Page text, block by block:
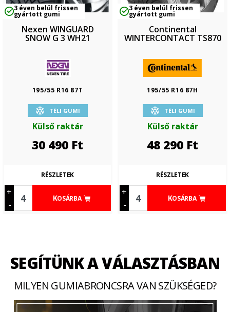
3 éven belül frissen
gyártott gumi
Nexen WINGUARD
SNOW G 3 WH21
195/55 R16 87T
TÉLI GUMI
Külső raktár
30 490 Ft
+
-
KOSÁRBA
RÉSZLETEK
3 éven belül frissen
gyártott gumi
Continental
WINTERCONTACT TS870
195/55 R16 87H
TÉLI GUMI
Külső raktár
48 290 Ft
+
-
KOSÁRBA
RÉSZLETEK
SEGÍTÜNK A VÁLASZTÁSBAN
MILYEN GUMIABRONCSRA VAN SZÜKSÉGED?